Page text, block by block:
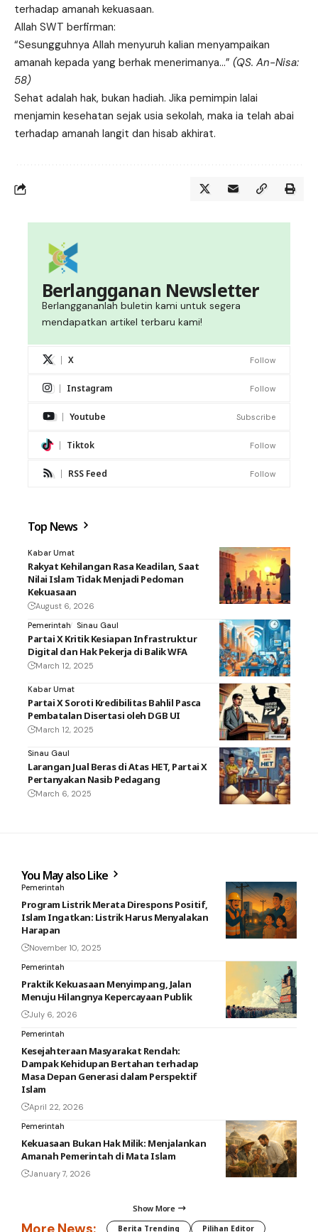
terhadap amanah kekuasaan.
Allah SWT berfirman:
“Sesungguhnya Allah menyuruh kalian menyampaikan
amanah kepada yang berhak menerimanya…” (QS. An-Nisa:
58)
Sehat adalah hak, bukan hadiah. Jika pemimpin lalai
menjamin kesehatan sejak usia sekolah, maka ia telah abai
terhadap amanah langit dan hisab akhirat.
Berlangganan Newsletter
Berlanggananlah buletin kami untuk segera
mendapatkan artikel terbaru kami!
X Follow
Instagram Follow
Youtube Subscribe
Tiktok Follow
RSS Feed Follow
Top News
Kabar Umat
Rakyat Kehilangan Rasa Keadilan, Saat
Nilai Islam Tidak Menjadi Pedoman
Kekuasaan
August 6, 2026
Pemerintah
Sinau Gaul
Partai X Kritik Kesiapan Infrastruktur
Digital dan Hak Pekerja di Balik WFA
March 12, 2025
Kabar Umat
Partai X Soroti Kredibilitas Bahlil Pasca
Pembatalan Disertasi oleh DGB UI
March 12, 2025
Sinau Gaul
Larangan Jual Beras di Atas HET, Partai X
Pertanyakan Nasib Pedagang
March 6, 2025
You May also Like
Pemerintah
Program Listrik Merata Direspons Positif,
Islam Ingatkan: Listrik Harus Menyalakan
Harapan
November 10, 2025
Pemerintah
Praktik Kekuasaan Menyimpang, Jalan
Menuju Hilangnya Kepercayaan Publik
July 6, 2026
Pemerintah
Kesejahteraan Masyarakat Rendah:
Dampak Kehidupan Bertahan terhadap
Masa Depan Generasi dalam Perspektif
Islam
April 22, 2026
Pemerintah
Kekuasaan Bukan Hak Milik: Menjalankan
Amanah Pemerintah di Mata Islam
January 7, 2026
Show More
Berita Trending Pilihan Editor